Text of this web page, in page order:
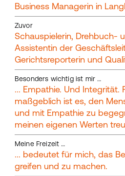
Business Managerin in
Zuvor
Schauspielerin, Drehbuch-
Assistentin der
Gerichtsreporterin und
Besonders wichtig ist mir …
... Empathie. Und Integrität.
maßgeblich ist es, den
und mit Empathie zu
meinen eigenen Werten
Meine Freizeit …
... bedeutet für mich, das
greifen und zu machen.